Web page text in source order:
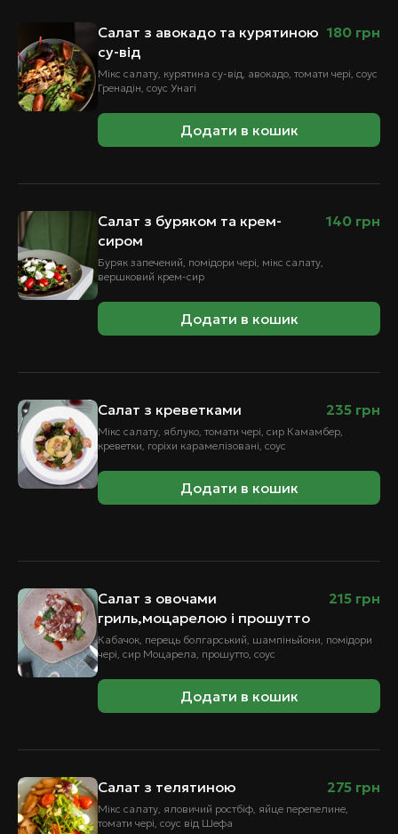
Салат з авокадо та курятиною
су-від
180 грн
Мікс салату, курятина су-від, авокадо, томати чері, соус
Гренадін, соус Унагі
Додати в кошик
Салат з буряком та крем-
сиром
140 грн
Буряк запечений, помідори чері, мікс салату,
вершковий крем-сир
Додати в кошик
Салат з креветками 235 грн
Мікс салату, яблуко, томати чері, сир Камамбер,
креветки, горіхи карамелізовані, соус
Додати в кошик
Салат з овочами
гриль,моцарелою і прошутто
215 грн
Кабачок, перець болгарський, шампіньйони, помідори
чері, сир Моцарела, прошутто, соус
Додати в кошик
Салат з телятиною 275 грн
Мікс салату, яловичий ростбіф, яйце перепелине,
томати чері, соус від Шефа